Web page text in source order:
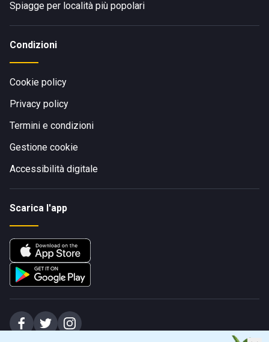
Spiagge per località più popolari
Condizioni
Cookie policy
Privacy policy
Termini e condizioni
Gestione cookie
Accessibilità digitale
Scarica l'app